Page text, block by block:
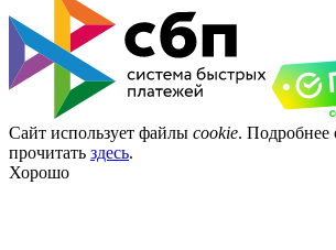
Сайт использует файлы cookie.
прочитать здесь.
Хорошо